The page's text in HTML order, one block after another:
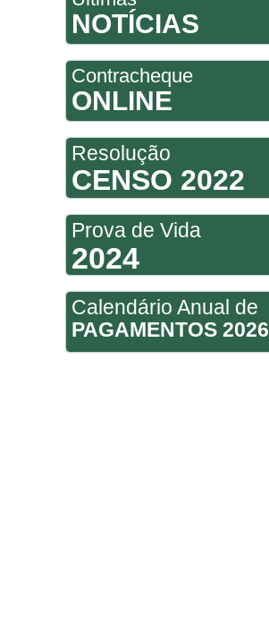
NOTÍCIAS
Contracheque
ONLINE
Resolução
CENSO 2022
Prova de Vida
2024
Calendário Anual de
PAGAMENTOS 2026